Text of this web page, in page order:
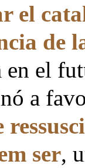
el
de
el
a
ser,